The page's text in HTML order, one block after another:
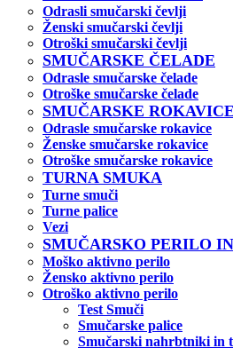
Odrasli smučarski čevlji
Ženski smučarski čevlji
Otroški smučarski čevlji
SMUČARSKE ČELADE
Odrasle smučarske čelade
Otroške smučarske čelade
SMUČARSKE ROKAVICE
Odrasle smučarske rokavice
Ženske smučarske rokavice
Otroške smučarske rokavice
TURNA SMUKA
Turne smuči
Turne palice
Vezi
SMUČARSKO PERILO
Moško aktivno perilo
Žensko aktivno perilo
Otroško aktivno perilo
Test Smuči
Smučarske palice
Smučarski nahrbtniki in